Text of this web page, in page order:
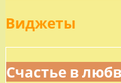
Виджеты
Счастье в